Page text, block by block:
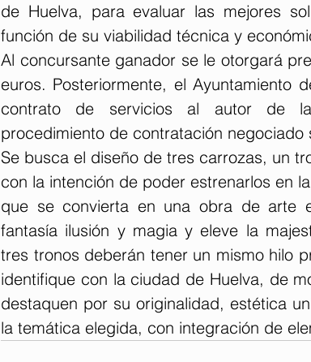
de Huelva, para evaluar las mejores
función de su viabilidad técnica y
Al concursante ganador se le otorgará
euros. Posteriormente, el Ayuntamiento
contrato de servicios al autor de
procedimiento de contratación negociado
Se busca el diseño de tres carrozas, un
con la intención de poder estrenarlos en
que se convierta en una obra de arte
fantasía ilusión y magia y eleve la
tres tronos deberán tener un mismo hilo
identifique con la ciudad de Huelva, de
destaquen por su originalidad, estética
la temática elegida, con integración de